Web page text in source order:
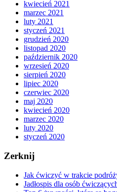
kwiecień 2021
marzec 2021
luty 2021
styczeń 2021
grudzień 2020
listopad 2020
październik 2020
wrzesień 2020
sierpień 2020
lipiec 2020
czerwiec 2020
maj 2020
kwiecień 2020
marzec 2020
luty 2020
styczeń 2020
Zerknij
Jak ćwiczyć w trakcie
Jadłospis dla osób